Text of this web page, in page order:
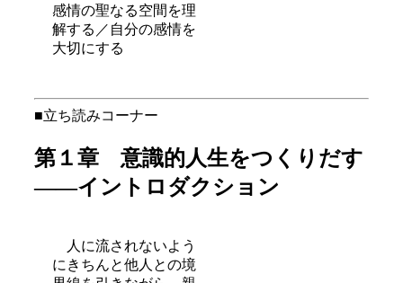
感情の聖なる空間を理
解する／自分の感情を
大切にする
■立ち読みコーナー
第１章 意識的人生をつくりだす
――イントロダクション
人に流されないよう
にきちんと他人との境